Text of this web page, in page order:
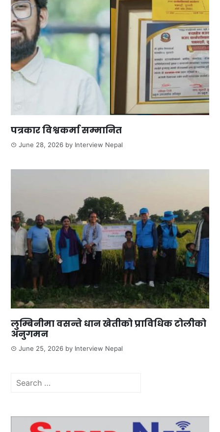
पत्रकार विश्वकर्मा सम्मानित
June 28, 2026 by Interview Nepal
लुम्बिनीमा वसन्ते धान खेतीको प्राविधिक टोलीको
अनुगमन
June 25, 2026 by Interview Nepal
Search